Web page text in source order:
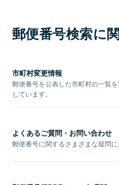
郵便番号検索に
市町村変更情報
郵便番号を公表した市町村の一覧
しています。
よくあるご質問・お問い合わせ
郵便番号に関するさまざまな疑問に